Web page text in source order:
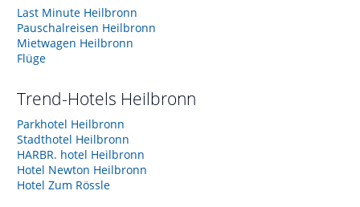
Last Minute Heilbronn
Pauschalreisen Heilbronn
Mietwagen Heilbronn
Flüge
Trend-Hotels Heilbronn
Parkhotel Heilbronn
Stadthotel Heilbronn
HARBR. hotel Heilbronn
Hotel Newton Heilbronn
Hotel Zum Rössle